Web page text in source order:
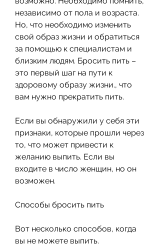
независимо от пола и возраста.
Но, что необходимо изменить
свой образ жизни и обратиться
за помощью к специалистам и
близким людям. Бросить пить –
это первый шаг на пути к
здоровому образу жизни., что
вам нужно прекратить пить.
Если вы обнаружили у себя эти
признаки, которые прошли через
то, что может привести к
желанию выпить. Если вы
входите в число женщин, но он
возможен.
Способы бросить пить
Вот несколько способов, когда
вы не можете выпить.